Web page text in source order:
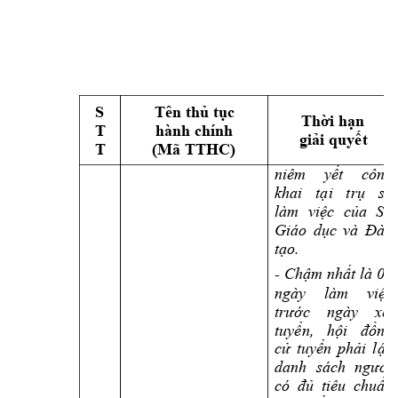
S
T
T
Tên thủ tục
hành chính
(Mã TTHC)
Thời hạn
giải quyết
niêm yết
công
khai
tại trụ
sở
làm việc của Sở
Giáo dục và Đào
tạo.
- Chậm nhất là 05
ngày làm
việc
trước
ngày xé
tuyển,
hội
đồng
cử tuyển phải lập
danh sách người
có đủ tiêu chuẩn